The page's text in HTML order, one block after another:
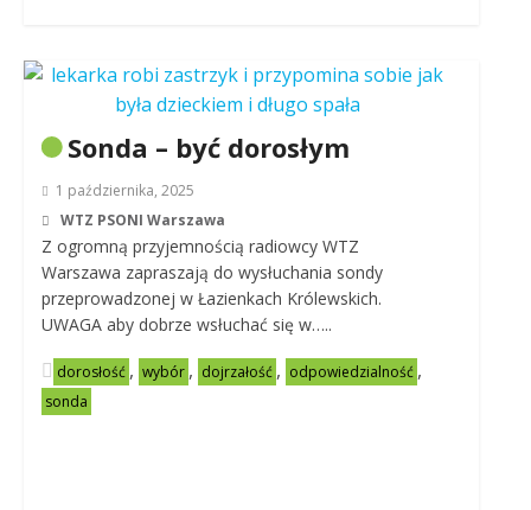
Sonda – być dorosłym
1 października, 2025
WTZ PSONI Warszawa
Z ogromną przyjemnością radiowcy WTZ
Warszawa zapraszają do wysłuchania sondy
przeprowadzonej w Łazienkach Królewskich.
UWAGA aby dobrze wsłuchać się w…..
dorosłość , wybór , dojrzałość , odpowiedzialność ,
sonda